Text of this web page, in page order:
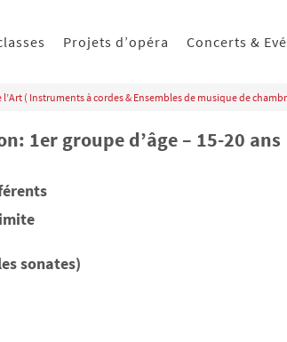
Projets d’opéra Concerts &
( Instruments à cordes & Ensembles de musique de
1er groupe d’âge – 15-20 ans
sonates)